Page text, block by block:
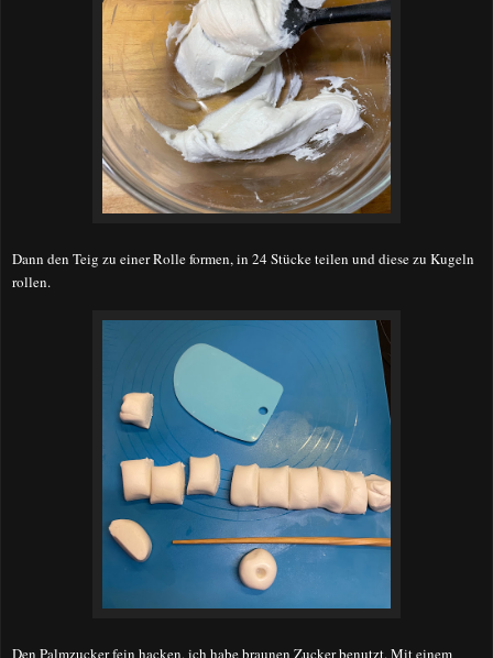
Dann den Teig zu einer Rolle formen, in 24 Stücke teilen und diese zu Kugeln
rollen.
Den Palmzucker fein hacken, ich habe braunen Zucker benutzt. Mit einem